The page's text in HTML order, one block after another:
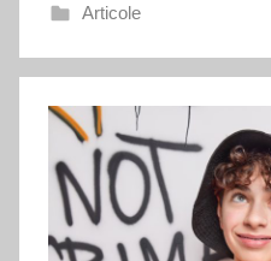
Articole